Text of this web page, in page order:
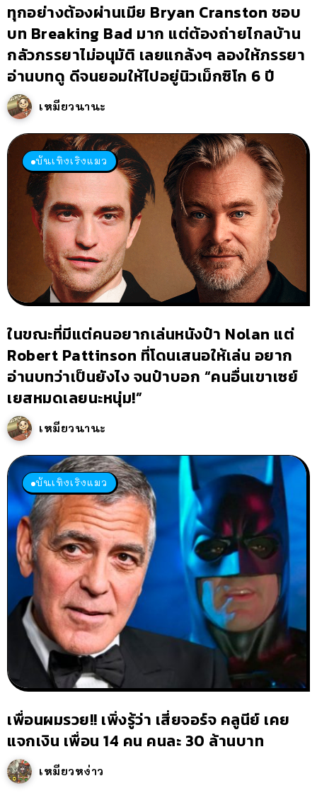
ทุกอย่างต้องผ่านเมีย Bryan Cranston ชอบ
บท Breaking Bad มาก แต่ต้องถ่ายไกลบ้าน
กลัวภรรยาไม่อนุมัติ เลยแกล้งๆ ลองให้ภรรยา
อ่านบทดู ดีจนยอมให้ไปอยู่นิวเม็กซิโก 6 ปี
เหมียวนานะ
บันเทิงเริงแมว
ในขณะที่มีแต่คนอยากเล่นหนังป๋า Nolan แต่
Robert Pattinson ที่โดนเสนอให้เล่น อยาก
อ่านบทว่าเป็นยังไง จนป๋าบอก “คนอื่นเขาเซย์
เยสหมดเลยนะหนุ่ม!”
เหมียวนานะ
บันเทิงเริงแมว
เพื่อนผมรวย!! เพิ่งรู้ว่า เสี่ยจอร์จ คลูนีย์ เคย
แจกเงิน เพื่อน 14 คน คนละ 30 ล้านบาท
เหมียวหง่าว